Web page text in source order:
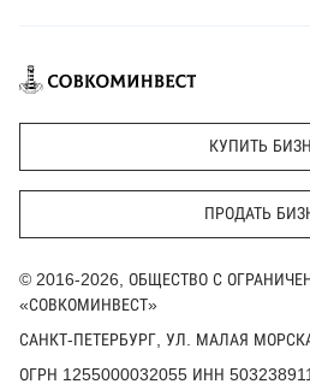
КУПИТЬ
ПРОДАТЬ
© 2016-2026, ОБЩЕСТВО С
«СОВКОМИНВЕСТ»
САНКТ-ПЕТЕРБУРГ, УЛ. МАЛАЯ
ОГРН 1255000032055 ИНН